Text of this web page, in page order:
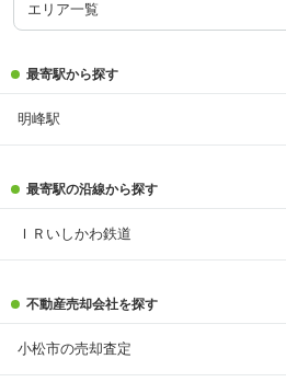
エリア一覧
最寄駅から探す
明峰駅
最寄駅の沿線から探す
ＩＲいしかわ鉄道
不動産売却会社を探す
小松市の売却査定